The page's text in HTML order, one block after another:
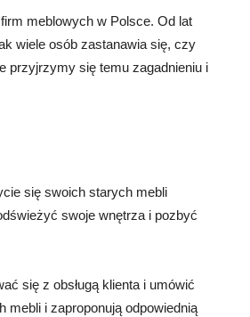
meblowych w Polsce. Od lat
wiele osób zastanawia się, czy
przyjrzymy się temu zagadnieniu i
się swoich starych mebli
swoje wnętrza i pozbyć
się z obsługą klienta i umówić
i zaproponują odpowiednią